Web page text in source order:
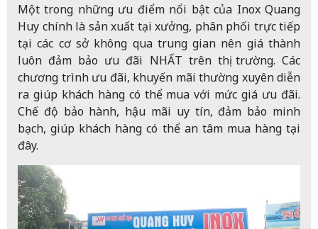
Một trong những ưu điểm nổi bật của Inox Quang
Huy chính là sản xuất tại xưởng, phân phối trực tiếp
tại các cơ sở không qua trung gian nên giá thành
luôn đảm bảo ưu đãi NHẤT trên thị trường. Các
chương trình ưu đãi, khuyến mãi thường xuyên diễn
ra giúp khách hàng có thể mua với mức giá ưu đãi.
Chế độ bảo hành, hậu mãi uy tín, đảm bảo minh
bạch, giúp khách hàng có thể an tâm mua hàng tại
đây.